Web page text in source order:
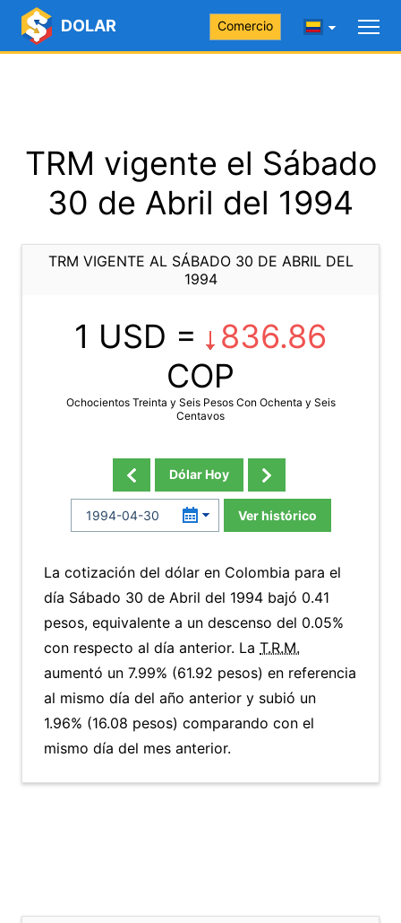
DOLAR Comercio
TRM vigente el Sábado
30 de Abril del 1994
TRM VIGENTE AL SÁBADO 30 DE ABRIL DEL
1994
1 USD =
836.86
COP
Ochocientos Treinta y Seis Pesos Con Ochenta y Seis
Centavos
Dólar Hoy
Ver histórico
La cotización del dólar en Colombia para el
día Sábado 30 de Abril del 1994 bajó 0.41
pesos, equivalente a un descenso del 0.05%
con respecto al día anterior. La T.R.M.
aumentó un 7.99% (61.92 pesos) en referencia
al mismo día del año anterior y subió un
1.96% (16.08 pesos) comparando con el
mismo día del mes anterior.